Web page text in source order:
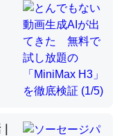
んかった。調べたら
分の1程度。
「昆虫はなぜ海にいな